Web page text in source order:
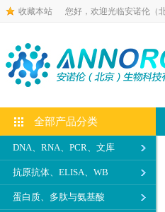
收藏本站 您好，欢迎光临安诺伦（
全部产品分类
DNA、RNA、PCR、文库
抗原抗体、ELISA、WB
蛋白质、多肽与氨基酸